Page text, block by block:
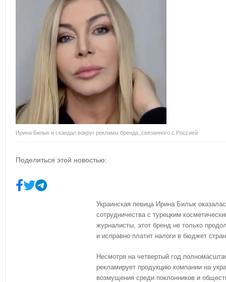
Ирина Билык и скандал вокруг рекламы бренда, связанного с Россией
Поделиться этой новостью:
Украинская певица Ирина Билык
сотрудничества с турецким
журналисты, этот бренд не только
и исправно платит налоги в бюджет
Несмотря на четвертый год
рекламирует продукцию компании на
возмущения среди поклонников и